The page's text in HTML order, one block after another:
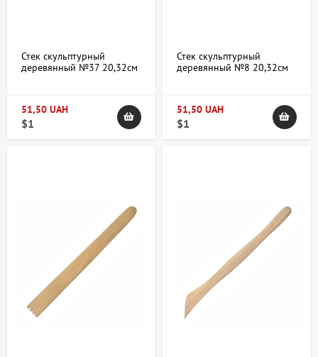
Стек скульптурный
деревянный №37 20,32см
51,50 UAH
$1
Стек скульптурный
деревянный №8 20,32см
51,50 UAH
$1